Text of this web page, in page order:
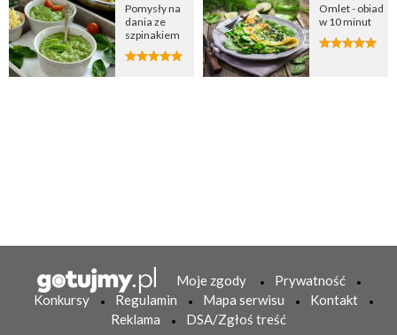
Pomysły na
dania ze
szpinakiem
Omlet - obiad
w 10 minut
Moje zgody
Prywatność
Konkursy
Regulamin Mapa serwisu
Kontakt
Reklama
DSA/Zgłoś treść